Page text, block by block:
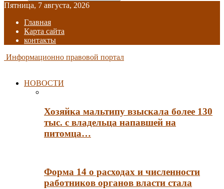
Пятница, 7 августа, 2026
Главная
Карта сайта
контакты
Информационно правовой портал
НОВОСТИ
Хозяйка мальтипу взыскала более 130
тыс. с владельца напавшей на
питомца…
Форма 14 о расходах и численности
работников органов власти стала